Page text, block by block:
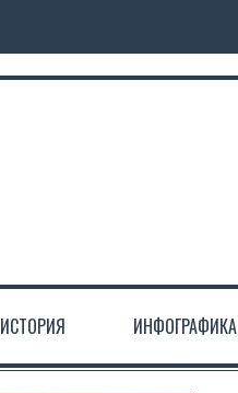
ИСТОРИЯ ИНФОГРАФИКА